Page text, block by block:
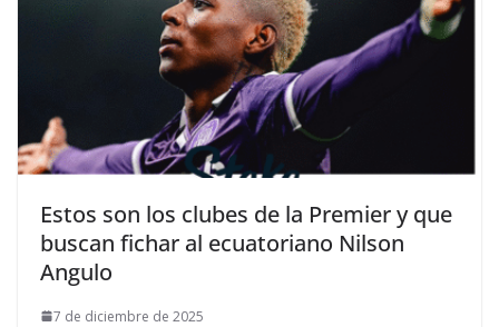
Estos son los clubes de la Premier y que
buscan fichar al ecuatoriano Nilson
Angulo
7 de diciembre de 2025